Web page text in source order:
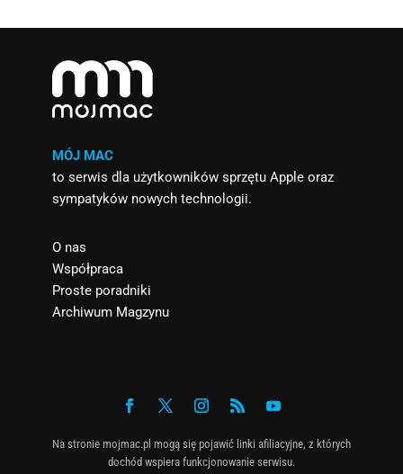
MÓJ MAC
to serwis dla użytkowników sprzętu Apple oraz
sympatyków nowych technologii.
O nas
Współpraca
Proste poradniki
Archiwum Magzynu
Na stronie mojmac.pl mogą się pojawić linki afiliacyjne, z których
dochód wspiera funkcjonowanie serwisu.